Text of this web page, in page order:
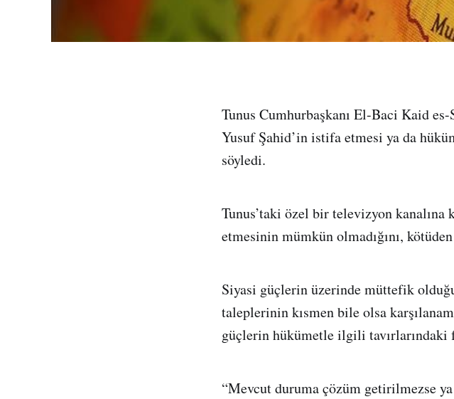
Tunus Cumhurbaşkanı El-Baci Kaid
Yusuf Şahid’in istifa etmesi ya da
söyledi.
Tunus’taki özel bir televizyon kanalına
etmesinin mümkün olmadığını,
Siyasi güçlerin üzerinde müttefik
taleplerinin kısmen bile olsa
güçlerin hükümetle ilgili tavırlarındaki
“Mevcut duruma çözüm getirilmezse